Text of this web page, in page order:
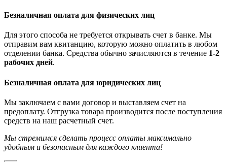
Безналичная оплата для физических лиц
Для этого способа не требуется открывать счет в банке. Мы
отправим вам квитанцию, которую можно оплатить в любом
отделении банка. Средства обычно зачисляются в течение 1-2
рабочих дней.
Безналичная оплата для юридических лиц
Мы заключаем с вами договор и выставляем счет на
предоплату. Отгрузка товара производится после поступления
средств на наш расчетный счет.
Мы стремимся сделать процесс оплаты максимально
удобным и безопасным для каждого клиента!